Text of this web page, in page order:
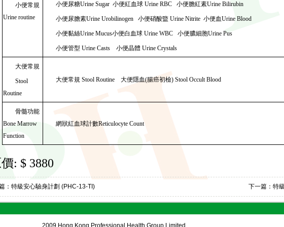
小便常規
Urine routine
小便尿糖Urine Sugar 小便紅血球 Urine RBC 小便膽紅素Urine Bilirubin
小便尿膽素Urine Urobilinogen 小便硝酸盬 Urine Nitrite 小便血Urine Blood
小便黏絲Urine Mucus小便白血球 Urine WBC 小便膿細胞Urine Pus
小便管型 Urine Casts 小便晶體 Urine Crystals
大便常規
Stool
Routine
大便常規 Stool Routine 大便隱血(腸癌初檢) Stool Occult Blood
骨髓功能
Bone Marrow
Function
網狀紅血球計數Reticulocyte Count
: $ 3880
： 特級安心驗身計劃 (PHC-13-TI) 下一篇： 特
2009 Hong Kong Professional Health Group Limited